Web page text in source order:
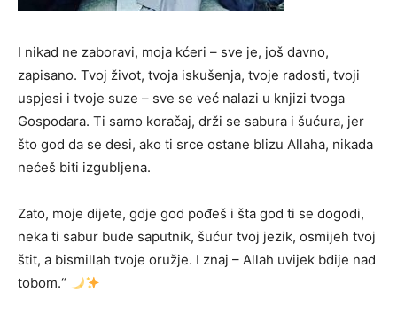
I nikad ne zaboravi, moja kćeri – sve je, još davno,
zapisano. Tvoj život, tvoja iskušenja, tvoje radosti, tvoji
uspjesi i tvoje suze – sve se već nalazi u knjizi tvoga
Gospodara. Ti samo koračaj, drži se sabura i šućura, jer
što god da se desi, ako ti srce ostane blizu Allaha, nikada
nećeš biti izgubljena.
Zato, moje dijete, gdje god pođeš i šta god ti se dogodi,
neka ti sabur bude saputnik, šućur tvoj jezik, osmijeh tvoj
štit, a bismillah tvoje oružje. I znaj – Allah uvijek bdije nad
tobom.“